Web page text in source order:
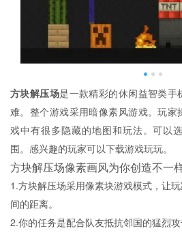
方块解压场是一款精彩的休闲益智类手
难。整个游戏采用暗像素风游戏。玩
戏中有很多隐藏的地图和玩法。可以
围。感兴趣的玩家可以下载游戏玩玩。
方块解压场像素画风为你创造不一
1.方块解压场采用像素块游戏模式，让
间的距离。
2.你的任务是配合队友抵抗邻国的猛烈